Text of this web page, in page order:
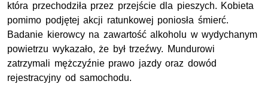
która przechodziła przez przejście dla pieszych. Kobieta
pomimo podjętej akcji ratunkowej poniosła śmierć.
Badanie kierowcy na zawartość alkoholu w wydychanym
powietrzu wykazało, że był trzeźwy. Mundurowi
zatrzymali mężczyźnie prawo jazdy oraz dowód
rejestracyjny od samochodu.